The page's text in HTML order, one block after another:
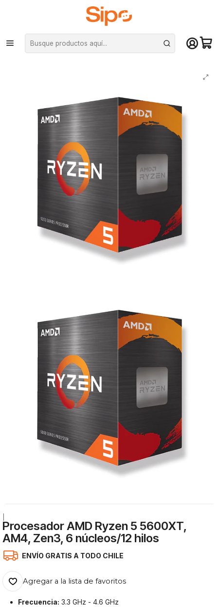
¡Compra hasta mediodía y recibe hoy! De lunes a sábado en el gran
Santiago. Envío gratis desde $29.990
Inicio Componentes PC Procesadores AMD
Procesador AMD Ryzen 5 5600XT, AM4, Zen3, 6 núcleos/12 hilos
Procesador AMD Ryzen 5 5600XT,
AM4, Zen3, 6 núcleos/12 hilos
ENVÍO GRATIS A TODO CHILE
Agregar a la lista de favoritos
Frecuencia: 3.3 GHz - 4.6 GHz